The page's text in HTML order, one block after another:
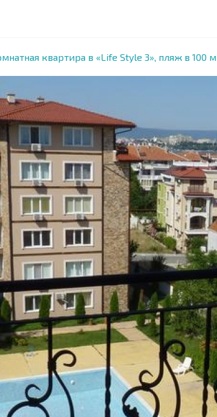
квартира в «Life Style 3», пляж в 100 м